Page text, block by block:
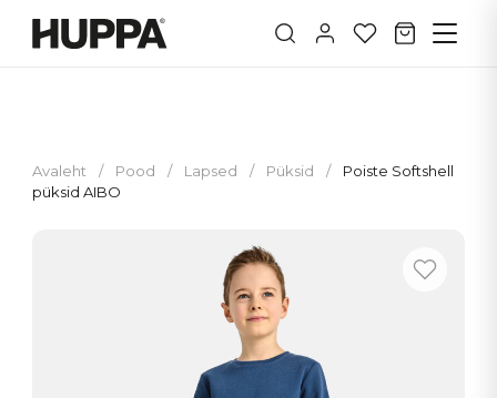
Avaleht / Pood / Lapsed / Püksid /
Poiste Softshell
püksid AIBO